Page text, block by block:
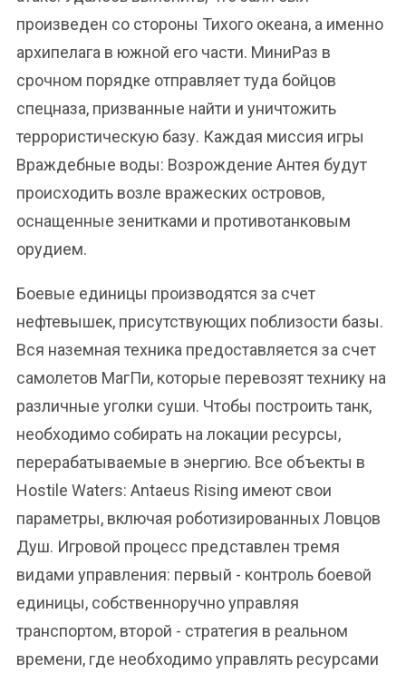
произведен со стороны Тихого океана, а именно
архипелага в южной его части. МиниРаз в
срочном порядке отправляет туда бойцов
спецназа, призванные найти и уничтожить
террористическую базу. Каждая миссия игры
Враждебные воды: Возрождение Антея будут
происходить возле вражеских островов,
оснащенные зенитками и противотанковым
орудием.
Боевые единицы производятся за счет
нефтевышек, присутствующих поблизости базы.
Вся наземная техника предоставляется за счет
самолетов МагПи, которые перевозят технику на
различные уголки суши. Чтобы построить танк,
необходимо собирать на локации ресурсы,
перерабатываемые в энергию. Все объекты в
Hostile Waters: Antaeus Rising имеют свои
параметры, включая роботизированных Ловцов
Душ. Игровой процесс представлен тремя
видами управления: первый - контроль боевой
единицы, собственноручно управляя
транспортом, второй - стратегия в реальном
времени, где необходимо управлять ресурсами